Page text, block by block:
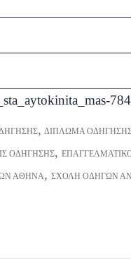
, ΔΊΠΛΩΜΑ
ΟΔΉΓΗΣΗΣ,
ΑΘΉΝΑ, ΣΧΟΛΉ ΟΔΗΓΏΝ